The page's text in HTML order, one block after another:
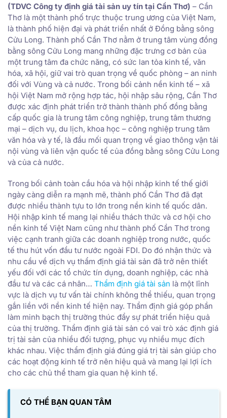
(TDVC Công ty định giá tài sản uy tín tại Cần Thơ) – Cần
Thơ là một thành phố trực thuộc trung ương của Việt Nam,
là thành phố hiện đại và phát triển nhất ở Đồng bằng sông
Cửu Long. Thành phố Cần Thơ nằm ở trung tâm vùng đồng
bằng sông Cửu Long mang những đặc trưng cơ bản của
một trung tâm đa chức năng, có sức lan tỏa kinh tế, văn
hóa, xã hội, giữ vai trò quan trọng về quốc phòng – an ninh
đối với Vùng và cả nước. Trong bối cảnh nền kinh tế – xã
hội Việt Nam mở rộng hợp tác, hội nhập sâu rộng, Cần Thơ
được xác định phát triển trở thành thành phố đồng bằng
cấp quốc gia là trung tâm công nghiệp, trung tâm thương
mại – dịch vụ, du lịch, khoa học – công nghiệp trung tâm
văn hóa và y tế, là đầu mối quan trọng về giao thông vận tải
nội vùng và liên vận quốc tế của đồng bằng sông Cửu Long
và của cả nước.
Trong bối cảnh toàn cầu hóa và hội nhập kinh tế thế giới
ngày càng diễn ra mạnh mẽ, thành phố Cần Thơ đã đạt
được nhiều thành tựu to lớn trong nền kinh tế quốc dân.
Hội nhập kinh tế mang lại nhiều thách thức và cơ hội cho
nền kinh tế Việt Nam cũng như thành phố Cần Thơ trong
việc cạnh tranh giữa các doanh nghiệp trong nước, quốc
tế thu hút vốn đầu tư nước ngoài FDI. Do đó nhận thức và
nhu cầu về dịch vụ thẩm định giá tài sản đã trở nên thiết
yếu đối với các tổ chức tín dụng, doanh nghiệp, các nhà
đầu tư và các cá nhân… Thẩm định giá tài sản là một lĩnh
vực là dịch vụ tư vấn tài chính không thể thiếu, quan trọng
gắn liền với nền kinh tế hiện nay. Thẩm định giá góp phần
làm minh bạch thị trường thúc đẩy sự phát triển hiệu quả
của thị trường. Thẩm định giá tài sản có vai trò xác định giá
trị tài sản của nhiều đối tượng, phục vụ nhiều mục đích
khác nhau. Việc thẩm định giá đúng giá trị tài sản giúp cho
các hoạt động kinh tế trở nên hiệu quả và mang lại lợi ích
cho các chủ thể tham gia quan hệ kinh tế.
CÓ THỂ BẠN QUAN TÂM